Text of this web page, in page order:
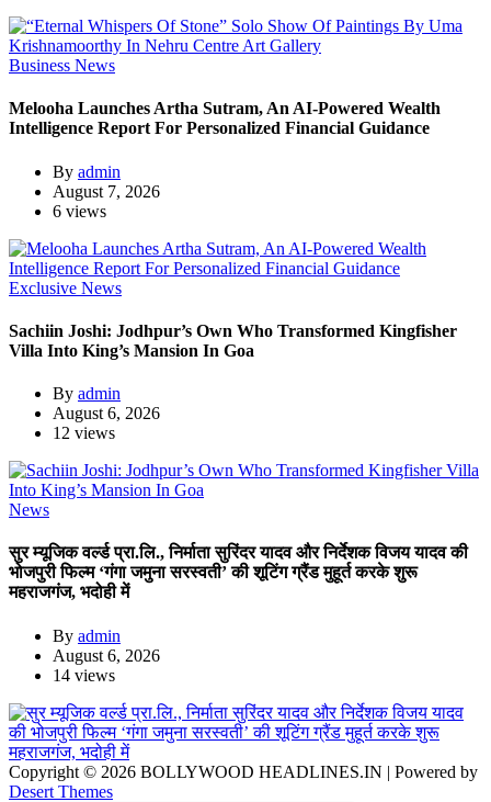
Business News
Melooha Launches Artha Sutram, An AI-Powered Wealth
Intelligence Report For Personalized Financial Guidance
By admin
August 7, 2026
6 views
Exclusive News
Sachiin Joshi: Jodhpur’s Own Who Transformed Kingfisher
Villa Into King’s Mansion In Goa
By admin
August 6, 2026
12 views
News
सुर म्यूजिक वर्ल्ड प्रा.लि., निर्माता सुरिंदर यादव और निर्देशक विजय यादव की
भोजपुरी फिल्म ‘गंगा जमुना सरस्वती’ की शूटिंग ग्रैंड मुहूर्त करके शुरू
महराजगंज, भदोही में
By admin
August 6, 2026
14 views
Copyright © 2026 BOLLYWOOD HEADLINES.IN | Powered by
Desert Themes